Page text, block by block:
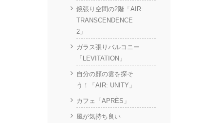
鏡張り空間の2階「AIR:
TRANSCENDENCE
2」
ガラス張りバルコニー
「LEVITATION」
自分の顔の雲を探そ
う！「AIR: UNITY」
カフェ「APRÈS」
風が気持ち良い